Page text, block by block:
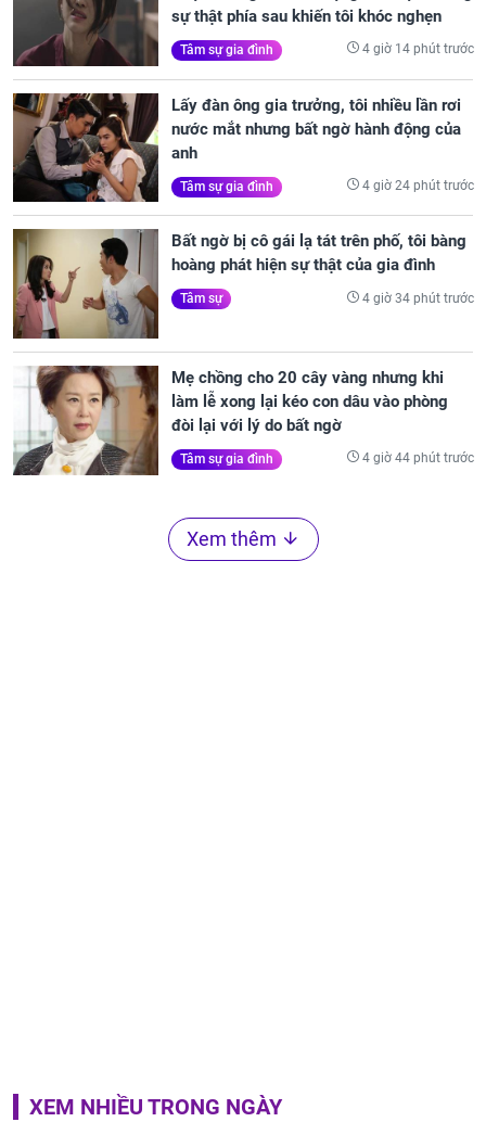
sự thật phía sau khiến tôi khóc nghẹn
Tâm sự gia đình 4 giờ 14 phút trước
Lấy đàn ông gia trưởng, tôi nhiều lần rơi
nước mắt nhưng bất ngờ hành động của
anh
Tâm sự gia đình 4 giờ 24 phút trước
Bất ngờ bị cô gái lạ tát trên phố, tôi bàng
hoàng phát hiện sự thật của gia đình
Tâm sự 4 giờ 34 phút trước
Mẹ chồng cho 20 cây vàng nhưng khi
làm lễ xong lại kéo con dâu vào phòng
đòi lại với lý do bất ngờ
Tâm sự gia đình 4 giờ 44 phút trước
Xem thêm
XEM NHIỀU TRONG NGÀY